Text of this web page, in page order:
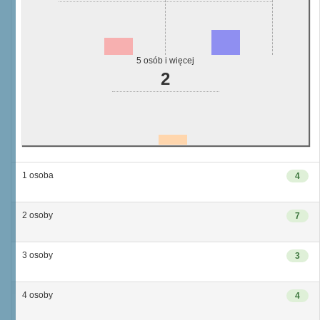
5 osób i więcej
2
4
1 osoba
7
2 osoby
3
3 osoby
4
4 osoby